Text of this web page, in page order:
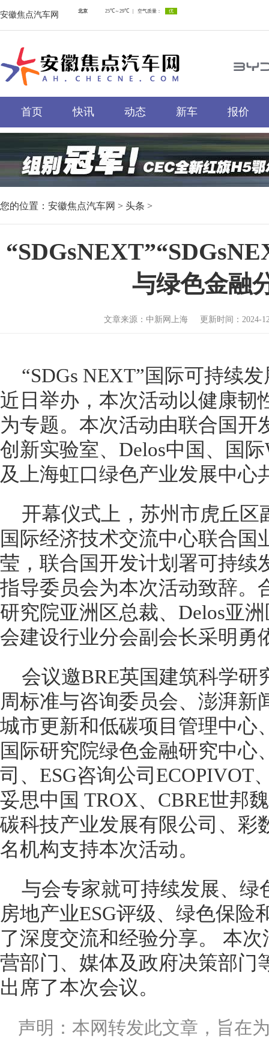
安徽焦点汽车网
首页 快讯 动态 新车 报价
您的位置： 安徽焦点汽车网 > 头条 >
与绿色金融
文章来源：中新网上海 更新时间：2024-
“SDGs NEXT”国际可持续
近日举办，本次活动以健康韧
为专题。本次活动由联合国开
创新实验室、Delos中国、国
及上海虹口绿色产业发展中心
开幕仪式上，苏州市虎丘区
国际经济技术交流中心联合国
莹，联合国开发计划署可持续
指导委员会为本次活动致辞。
研究院亚洲区总裁、Delos亚
会建设行业分会副会长采明勇
会议邀BRE英国建筑科学研
周标准与咨询委员会、澎湃新
城市更新和低碳项目管理中心
国际研究院绿色金融研究中心
司、ESG咨询公司ECOPIVOT
妥思中国 TROX、CBRE世邦
碳科技产业发展有限公司、彩
名机构支持本次活动。
与会专家就可持续发展、绿
房地产业ESG评级、绿色保险
了深度交流和经验分享。 本
营部门、媒体及政府决策部门
出席了本次会议。
声明：本网转发此文章，旨在